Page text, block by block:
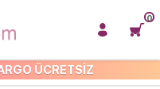
ÜCRETSİZ
0